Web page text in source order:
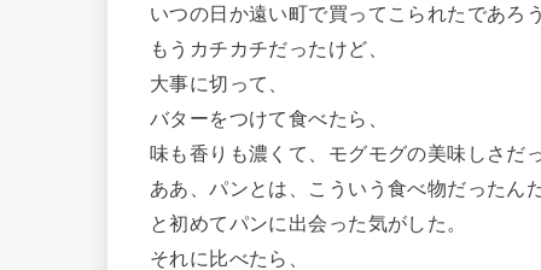
いつの日か遠い町で買ってこられたであろ
もうカチカチだったけど、
大事に切って、
バターをつけて食べたら、
味も香りも濃くて、モグモグの美味しさだっ
ああ、パンとは、こういう食べ物だったんだ
と初めてパンに出会った気がした。
それに比べたら、